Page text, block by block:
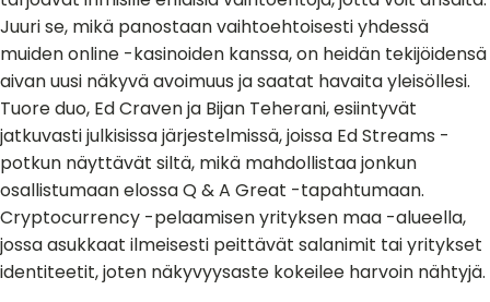
Juuri se, mikä panostaan ​​vaihtoehtoisesti yhdessä
muiden online -kasinoiden kanssa, on heidän tekijöidensä
aivan uusi näkyvä avoimuus ja saatat havaita yleisöllesi.
Tuore duo, Ed Craven ja Bijan Teherani, esiintyvät
jatkuvasti julkisissa järjestelmissä, joissa Ed Streams -
potkun näyttävät siltä, ​​mikä mahdollistaa jonkun
osallistumaan elossa Q & A Great -tapahtumaan.
Cryptocurrency -pelaamisen yrityksen maa -alueella,
jossa asukkaat ilmeisesti peittävät salanimit tai yritykset
identiteetit, joten näkyvyysaste kokeilee harvoin nähtyjä.